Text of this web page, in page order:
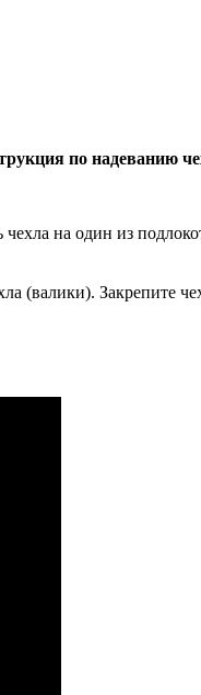
по надеванию
на один из
(валики). Закрепите